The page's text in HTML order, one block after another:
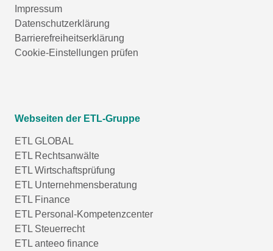
Impressum
Datenschutzerklärung
Barrierefreiheitserklärung
Cookie-Einstellungen prüfen
Webseiten der ETL-Gruppe
ETL GLOBAL
ETL Rechtsanwälte
ETL Wirtschaftsprüfung
ETL Unternehmensberatung
ETL Finance
ETL Personal-Kompetenzcenter
ETL Steuerrecht
ETL anteeo finance